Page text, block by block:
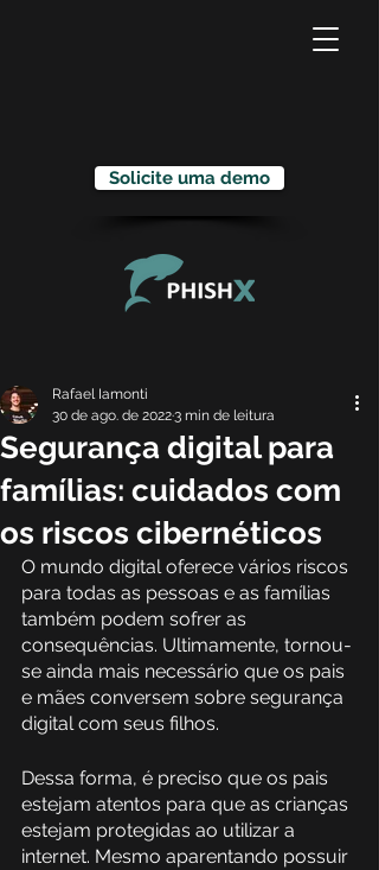
Solicite uma demo
Segurança digital para
famílias: cuidados com
os riscos cibernéticos
Rafael Iamonti
30 de ago. de 20223 min de leitura
O mundo digital oferece vários riscos
para todas as pessoas e as famílias
também podem sofrer as
consequências. Ultimamente, tornou-
se ainda mais necessário que os pais
e mães conversem sobre segurança
digital com seus filhos.
Dessa forma, é preciso que os pais
estejam atentos para que as crianças
estejam protegidas ao utilizar a
internet. Mesmo aparentando possuir